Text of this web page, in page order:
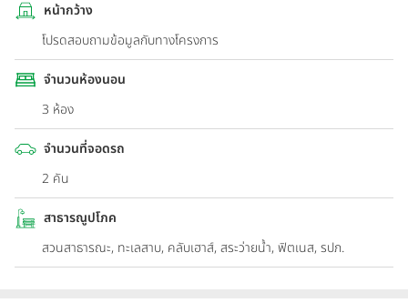
หน้ากว้าง
โปรดสอบถามข้อมูลกับทางโครงการ
จำนวนห้องนอน
3 ห้อง
จำนวนที่จอดรถ
2 คัน
สาธารณูปโภค
สวนสาธารณะ, ทะเลสาบ, คลับเฮาส์, สระว่ายน้ำ, ฟิตเนส, รปภ.